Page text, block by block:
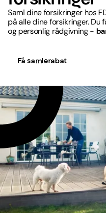
Saml dine forsikringer hos
på alle dine forsikringer.
og personlig rådgivning -
Få samlerabat